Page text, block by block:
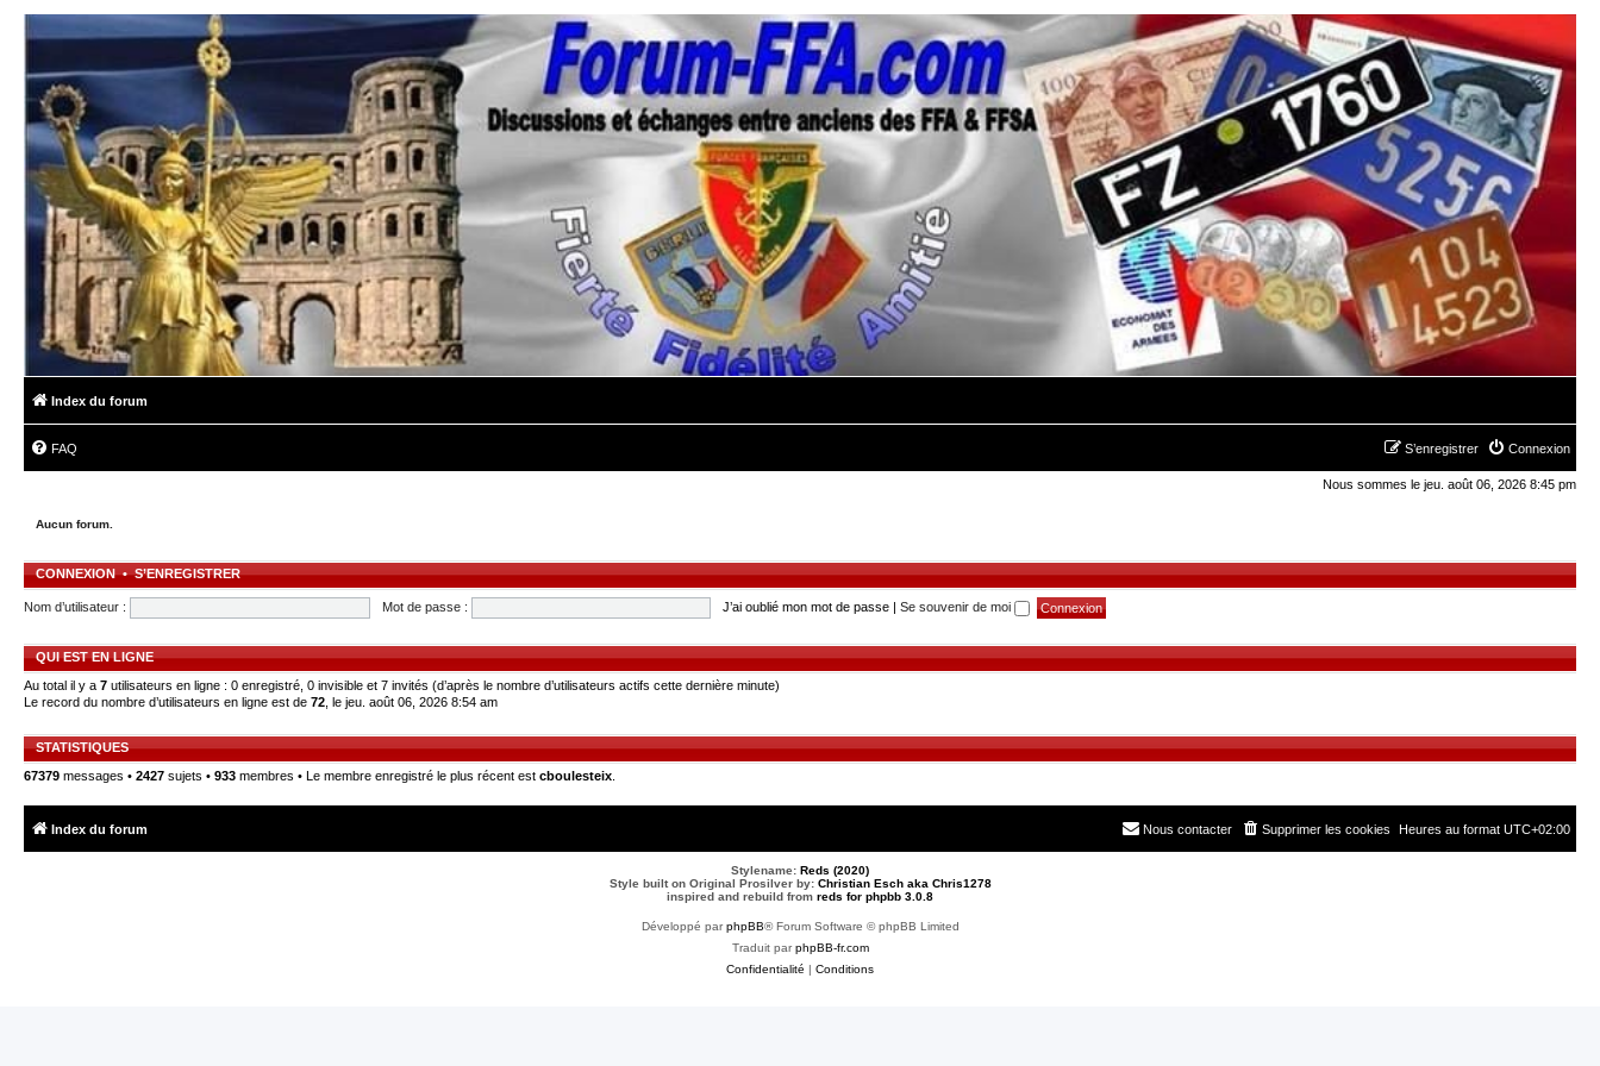
Index du forum
FAQ Connexion
S’enregistrer
Nous sommes le jeu. août 06, 2026 8:45 pm
Aucun forum.
CONNEXION•S’ENREGISTRER
Nom d’utilisateur : Mot de passe : J’ai oublié mon mot de passe Se souvenir de moi
QUI EST EN LIGNE
Au total il y a 7 utilisateurs en ligne : 0 enregistré, 0 invisible et 7 invités (d’après le nombre d’utilisateurs actifs cette dernière minute)
Le record du nombre d’utilisateurs en ligne est de 72 , le jeu. août 06, 2026 8:54 am
STATISTIQUES
67379 messages • 2427 sujets • 933 membres • Le membre enregistré le plus récent est cboulesteix
Index du forum Heures au format UTC+02:00
Supprimer les cookies
Nous contacter
Stylename: Reds (2020)
Style built on Original Prosilver by: Christian Esch aka Chris1278
inspired and rebuild from reds for phpbb 3.0.8
Développé parphpBB® Forum Software © phpBB Limited
Traduit parphpBB-fr.com
Confidentialité | Conditions